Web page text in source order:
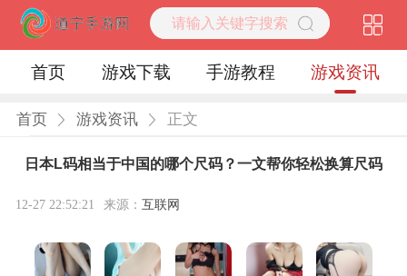
首页 游戏下载 手游教程 游戏资讯
首页 游戏资讯 正文
日本L码相当于中国的哪个尺码？一文帮你轻松换算尺码
12-27 22:52:21 来源： 互联网